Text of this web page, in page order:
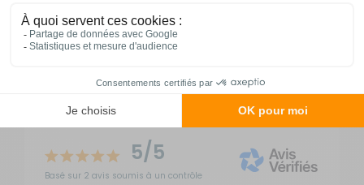
Avis produit (2)
5/5
Basé sur 2 avis soumis à un contrôle